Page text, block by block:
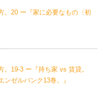
。20 ー『家に必要なもの〈初
。19-3 ー『持ち家 vs 賃貸。
ンゼルバンク13巻。』